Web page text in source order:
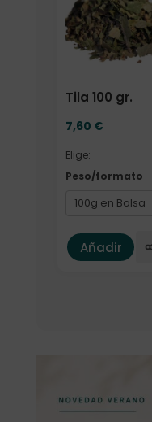
Tila 100 gr.
7,60 €
Elige:
Peso/formato
Añadir